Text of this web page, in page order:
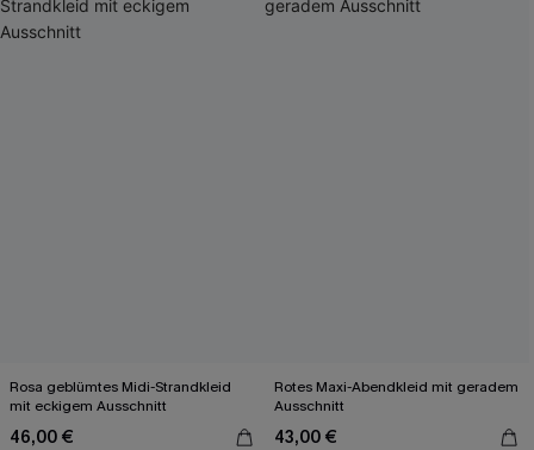
Rosa geblümtes Midi-Strandkleid
mit eckigem Ausschnitt
46,00 €
Rotes Maxi-Abendkleid mit geradem
Ausschnitt
43,00 €